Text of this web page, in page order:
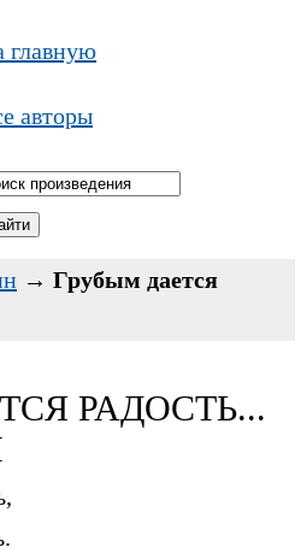
главную
авторы
→ Грубым дается
РАДОСТЬ...